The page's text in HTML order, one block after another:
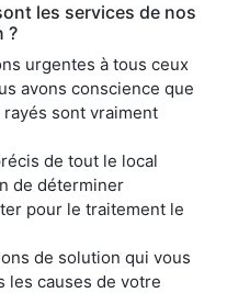
les services de nos
?
urgentes à tous ceux
avons conscience que
sont vraiment
de tout le local
de déterminer
pour le traitement le
de solution qui vous
les causes de votre